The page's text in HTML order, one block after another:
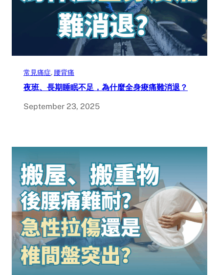
常見痛症, 腰背痛
夜班、長期睡眠不足，為什麼全身痠痛難消退？
September 23, 2025